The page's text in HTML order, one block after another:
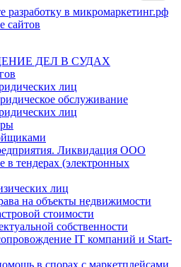
разработку в микромаркетинг.рф
сайтов
ДЕЛ В СУДАХ
лиц
обслуживание
лиц
Ликвидация ООО
в тендерах (электронных
лиц
на объекты недвижимости
стоимости
собственности
IT компаний и Start-
в спорах с маркетплейсами